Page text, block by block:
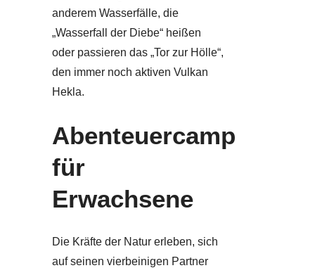
anderem Wasserfälle, die
„Wasserfall der Diebe“ heißen
oder passieren das „Tor zur Hölle“,
den immer noch aktiven Vulkan
Hekla.
Abenteuercamp
für
Erwachsene
Die Kräfte der Natur erleben, sich
auf seinen vierbeinigen Partner